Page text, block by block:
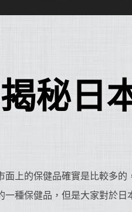
揭秘日
面上的保健品確實是比較多
一種保健品，但是大家對於日